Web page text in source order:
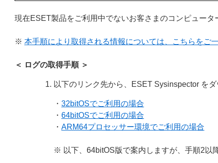
現在ESET製品をご利用中でないお客さまのコンピュー
※ 本手順により取得される情報については、こちらをご
＜ ログの取得手順 ＞
以下のリンク先から、ESET Sysinspector を
・ 32bitOSでご利用の場合
・ 64bitOSでご利用の場合
・ ARM64プロセッサー環境でご利用の場合
※ 以下、64bitOS版で案内しますが、手順2以